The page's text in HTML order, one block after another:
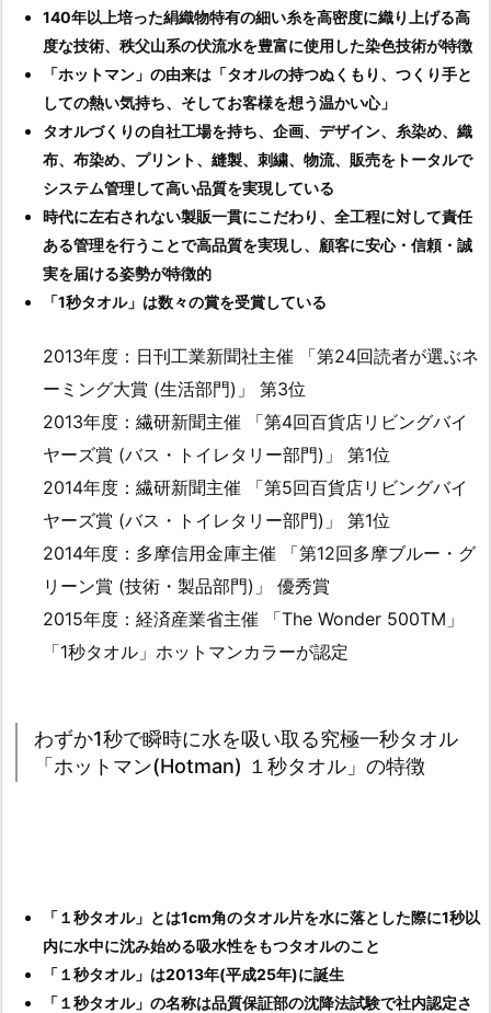
140年以上培った絹織物特有の細い糸を高密度に織り上げる高
度な技術、秩父山系の伏流水を豊富に使用した染色技術が特徴
「ホットマン」の由来は「タオルの持つぬくもり、つくり手と
しての熱い気持ち、そしてお客様を想う温かい心」
タオルづくりの自社工場を持ち、企画、デザイン、糸染め、織
布、布染め、プリント、縫製、刺繍、物流、販売をトータルで
システム管理して高い品質を実現している
時代に左右されない製販一貫にこだわり、全工程に対して責任
ある管理を行うことで高品質を実現し、顧客に安心・信頼・誠
実を届ける姿勢が特徴的
「1秒タオル」は数々の賞を受賞している
2013年度：日刊工業新聞社主催 「第24回読者が選ぶネ
ーミング大賞 (生活部門)」 第3位
2013年度：繊研新聞主催 「第4回百貨店リビングバイ
ヤーズ賞 (バス・トイレタリー部門)」 第1位
2014年度：繊研新聞主催 「第5回百貨店リビングバイ
ヤーズ賞 (バス・トイレタリー部門)」 第1位
2014年度：多摩信用金庫主催 「第12回多摩ブルー・グ
リーン賞 (技術・製品部門)」 優秀賞
2015年度：経済産業省主催 「The Wonder 500TM」
「1秒タオル」ホットマンカラーが認定
わずか1秒で瞬時に水を吸い取る究極一秒タオル
「ホットマン(Hotman) １秒タオル」の特徴
「１秒タオル」とは1cm角のタオル片を水に落とした際に1秒以
内に水中に沈み始める吸水性をもつタオルのこと
「１秒タオル」は2013年(平成25年)に誕生
「１秒タオル」の名称は品質保証部の沈降法試験で社内認定さ